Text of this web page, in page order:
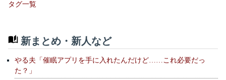
タグ一覧
新まとめ・新人など
やる夫「催眠アプリを手に入れたんだけど……これ必要だっ
た？」